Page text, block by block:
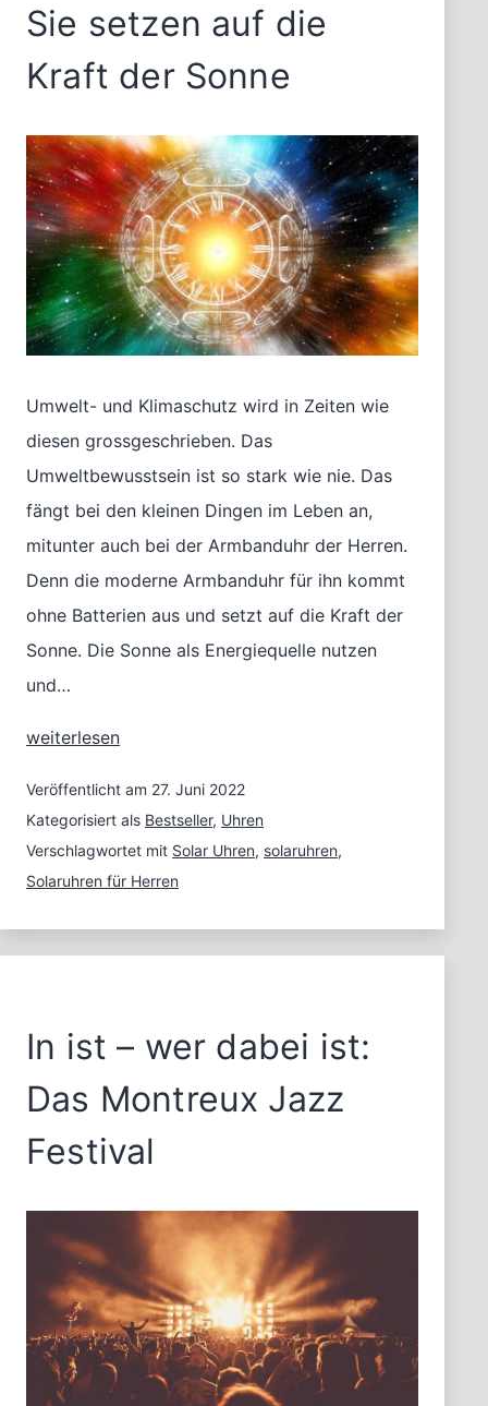
Sie setzen auf die
Kraft der Sonne
Umwelt- und Klimaschutz wird in Zeiten wie
diesen grossgeschrieben. Das
Umweltbewusstsein ist so stark wie nie. Das
fängt bei den kleinen Dingen im Leben an,
mitunter auch bei der Armbanduhr der Herren.
Denn die moderne Armbanduhr für ihn kommt
ohne Batterien aus und setzt auf die Kraft der
Sonne. Die Sonne als Energiequelle nutzen
und…
Solaruhren
Herren
–
Sie
setzen
die
Kraft
weiterlesen
Veröffentlicht am 27. Juni 2022
Kategorisiert als Bestseller, Uhren
Verschlagwortet mit Solar Uhren, solaruhren,
Solaruhren für Herren
In ist – wer dabei ist:
Das Montreux Jazz
Festival